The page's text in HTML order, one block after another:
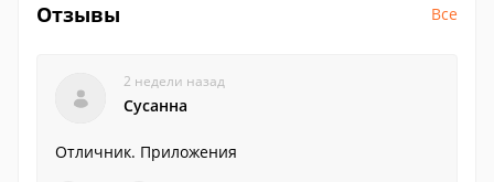
Отзывы Все
2 недели назад
Сусанна
Отличник. Приложения